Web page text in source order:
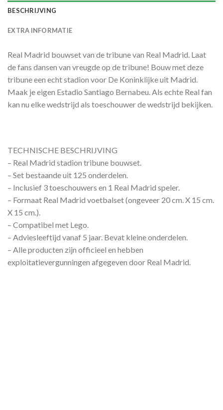
BESCHRIJVING
EXTRA INFORMATIE
Real Madrid bouwset van de tribune van Real Madrid. Laat
de fans dansen van vreugde op de tribune! Bouw met deze
tribune een echt stadion voor De Koninklijke uit Madrid.
Maak je eigen Estadio Santiago Bernabeu. Als echte Real fan
kan nu elke wedstrijd als toeschouwer de wedstrijd bekijken.
TECHNISCHE BESCHRIJVING
– Real Madrid stadion tribune bouwset.
– Set bestaande uit 125 onderdelen.
– Inclusief 3 toeschouwers en 1 Real Madrid speler.
– Formaat Real Madrid voetbalset (ongeveer 20 cm. X 15 cm.
X 15 cm.).
– Compatibel met Lego.
– Adviesleeftijd vanaf 5 jaar. Bevat kleine onderdelen.
– Alle producten zijn officieel en hebben
exploitatievergunningen afgegeven door Real Madrid.